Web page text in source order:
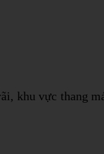
khu vực thang